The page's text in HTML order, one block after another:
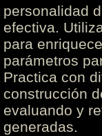
personalidad
efectiva.
para
parámetros
Practica con
construcción
evaluando y
generadas.